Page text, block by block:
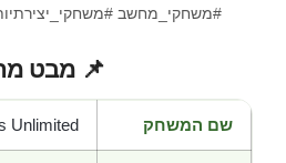
#משחקי_מחשב
📌 מבט
שם המשחק Unlimited